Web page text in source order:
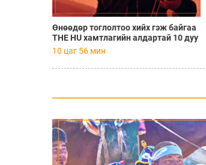
Өнөөдөр тоглолтоо хийх гэж байгаа
THE HU хамтлагийн алдартай 10 дуу
10 цаг 56 мин